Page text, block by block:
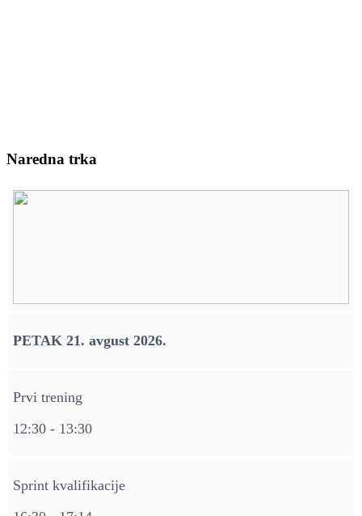
Naredna trka
PETAK 21. avgust 2026.
Prvi trening
12:30 - 13:30
Sprint kvalifikacije